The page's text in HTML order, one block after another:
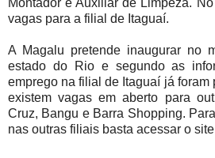
Montador e Auxiliar de Limpeza.
vagas para a filial de Itaguaí.
A Magalu pretende inaugurar no
estado do Rio e segundo as
emprego na filial de Itaguaí já foram
existem vagas em aberto para
Cruz, Bangu e Barra Shopping.
nas outras filiais basta acessar o